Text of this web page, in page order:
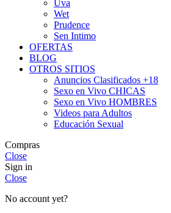
Uva
Wet
Prudence
Sen Intimo
OFERTAS
BLOG
OTROS SITIOS
Anuncios Clasificados +18
Sexo en Vivo CHICAS
Sexo en Vivo HOMBRES
Videos para Adultos
Educación Sexual
Compras
Close
Sign in
Close
No account yet?